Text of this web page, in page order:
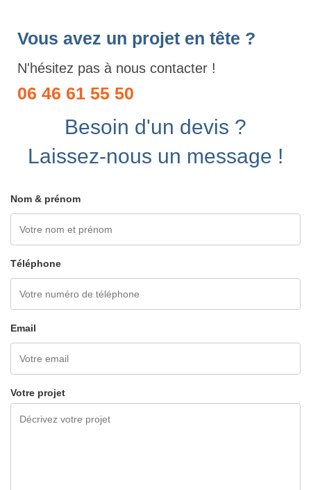
Vous avez un projet en tête ?
N'hésitez pas à nous contacter !
06 46 61 55 50
Besoin d'un devis ?
Laissez-nous un message !
Nom & prénom
Téléphone
Email
Votre projet